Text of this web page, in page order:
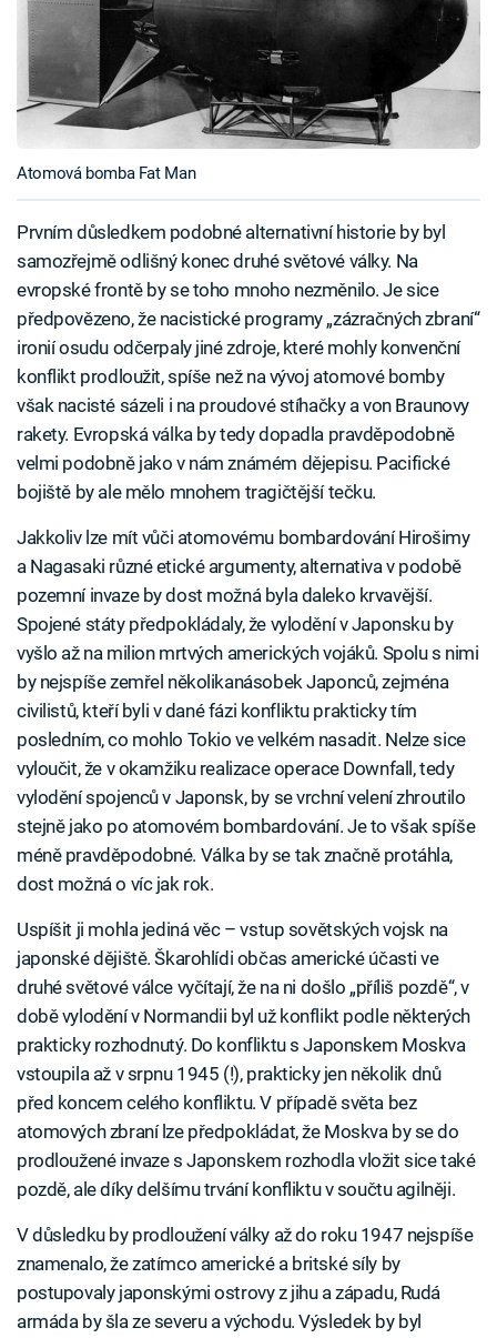
Atomová bomba Fat Man
Prvním důsledkem podobné alternativní historie by byl
samozřejmě odlišný konec druhé světové války. Na
evropské frontě by se toho mnoho nezměnilo. Je sice
předpovězeno, že nacistické programy „zázračných zbraní“
ironií osudu odčerpaly jiné zdroje, které mohly konvenční
konflikt prodloužit, spíše než na vývoj atomové bomby
však nacisté sázeli i na proudové stíhačky a von Braunovy
rakety. Evropská válka by tedy dopadla pravděpodobně
velmi podobně jako v nám známém dějepisu. Pacifické
bojiště by ale mělo mnohem tragičtější tečku.
Jakkoliv lze mít vůči atomovému bombardování Hirošimy
a Nagasaki různé etické argumenty, alternativa v podobě
pozemní invaze by dost možná byla daleko krvavější.
Spojené státy předpokládaly, že vylodění v Japonsku by
vyšlo až na milion mrtvých amerických vojáků. Spolu s nimi
by nejspíše zemřel několikanásobek Japonců, zejména
civilistů, kteří byli v dané fázi konfliktu prakticky tím
posledním, co mohlo Tokio ve velkém nasadit. Nelze sice
vyloučit, že v okamžiku realizace operace Downfall, tedy
vylodění spojenců v Japonsk, by se vrchní velení zhroutilo
stejně jako po atomovém bombardování. Je to však spíše
méně pravděpodobné. Válka by se tak značně protáhla,
dost možná o víc jak rok.
Uspíšit ji mohla jediná věc – vstup sovětských vojsk na
japonské dějiště. Škarohlídi občas americké účasti ve
druhé světové válce vyčítají, že na ni došlo „příliš pozdě“, v
době vylodění v Normandii byl už konflikt podle některých
prakticky rozhodnutý. Do konfliktu s Japonskem Moskva
vstoupila až v srpnu 1945 (!), prakticky jen několik dnů
před koncem celého konfliktu. V případě světa bez
atomových zbraní lze předpokládat, že Moskva by se do
prodloužené invaze s Japonskem rozhodla vložit sice také
pozdě, ale díky delšímu trvání konfliktu v součtu agilněji.
V důsledku by prodloužení války až do roku 1947 nejspíše
znamenalo, že zatímco americké a britské síly by
postupovaly japonskými ostrovy z jihu a západu, Rudá
armáda by šla ze severu a východu. Výsledek by byl